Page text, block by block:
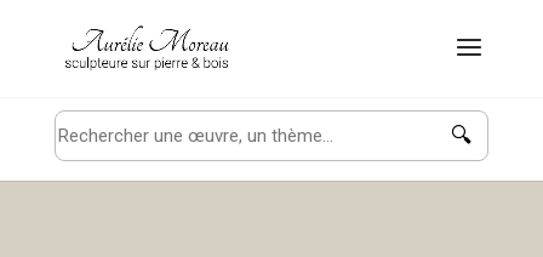
🔍